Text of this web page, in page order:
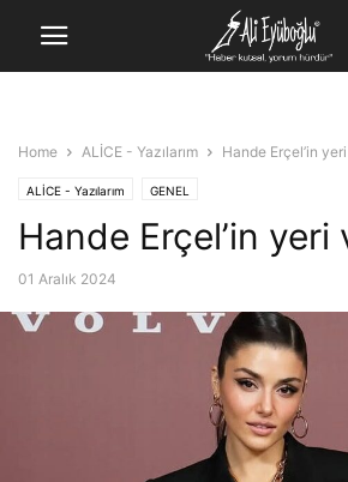
Home ALİCE - Yazılarım Hande Erçel’in
ALİCE - Yazılarım GENEL
Hande Erçel’in yeri
01 Aralık 2024